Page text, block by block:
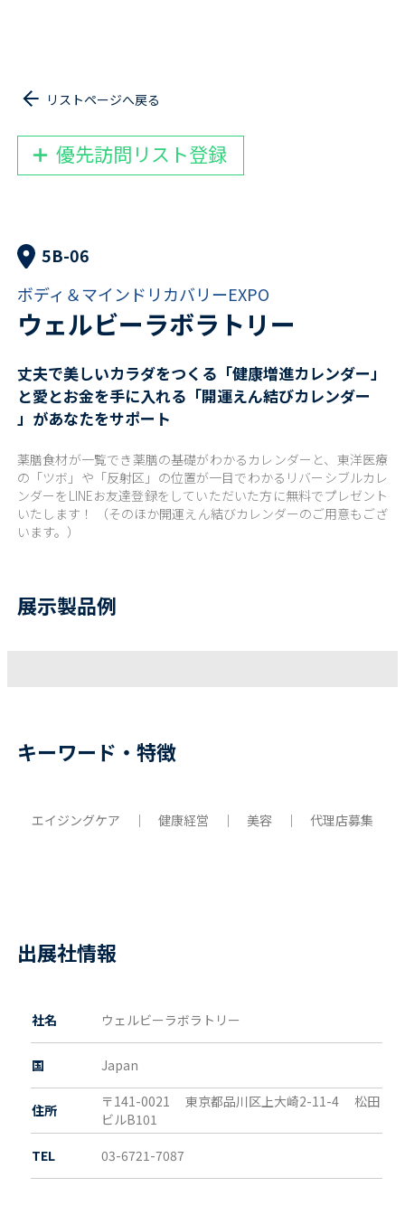
リストページへ戻る
優先訪問リスト登録
5B-06
ボディ＆マインドリカバリーEXPO
ウェルビーラボラトリー
丈夫で美しいカラダをつくる「健康増進カレンダー」
と愛とお金を手に入れる「開運えん結びカレンダー
」があなたをサポート
薬膳食材が一覧でき薬膳の基礎がわかるカレンダーと、東洋医療
の「ツボ」や「反射区」の位置が一目でわかるリバーシブルカレ
ンダーをLINEお友達登録をしていただいた方に無料でプレゼント
いたします！ （そのほか開運えん結びカレンダーのご用意もござ
います。）
展示製品例
キーワード・特徴
エイジングケア ｜ 健康経営 ｜ 美容 ｜ 代理店募集
出展社情報
社名 ウェルビーラボラトリー
国 Japan
住所 〒141-0021 東京都品川区上大崎2-11-4 松田
ビルB101
TEL
03-6721-7087